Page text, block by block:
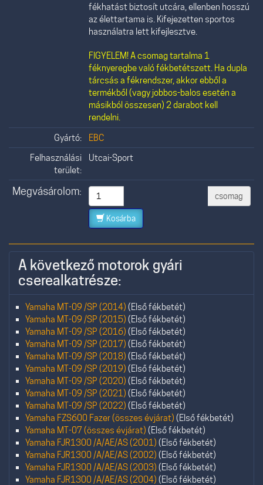
fékhatást biztosít utcára, ellenben hosszú
az élettartama is. Kifejezetten sportos
használatra lett kifejlesztve.
FIGYELEM! A csomag tartalma 1
féknyeregbe való fékbetétszett. Ha dupla
tárcsás a fékrendszer, akkor ebből a
termékből (vagy jobbos-balos esetén a
másikból összesen) 2 darabot kell
rendelni.
Gyártó:
EBC
Felhasználási
terület:
Utcai-Sport
Megvásárolom: csomag
Kosárba
A következő motorok gyári
cserealkatrésze:
Yamaha MT-09 /SP (2014) (Első fékbetét)
Yamaha MT-09 /SP (2015) (Első fékbetét)
Yamaha MT-09 /SP (2016) (Első fékbetét)
Yamaha MT-09 /SP (2017) (Első fékbetét)
Yamaha MT-09 /SP (2018) (Első fékbetét)
Yamaha MT-09 /SP (2019) (Első fékbetét)
Yamaha MT-09 /SP (2020) (Első fékbetét)
Yamaha MT-09 /SP (2021) (Első fékbetét)
Yamaha MT-09 /SP (2022) (Első fékbetét)
Yamaha FZS600 Fazer (összes évjárat) (Első fékbetét)
Yamaha MT-07 (összes évjárat) (Első fékbetét)
Yamaha FJR1300 /A/AE/AS (2001) (Első fékbetét)
Yamaha FJR1300 /A/AE/AS (2002) (Első fékbetét)
Yamaha FJR1300 /A/AE/AS (2003) (Első fékbetét)
Yamaha FJR1300 /A/AE/AS (2004) (Első fékbetét)